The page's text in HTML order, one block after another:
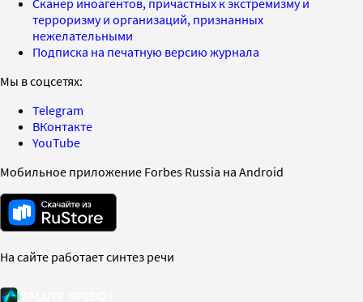
терроризму и организаций, признанных
нежелательными
Подписка на печатную версию журнала
Мы в соцсетях:
Telegram
ВКонтакте
YouTube
Мобильное приложение Forbes Russia на Android
На сайте работает синтез речи